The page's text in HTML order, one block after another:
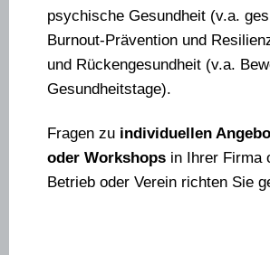
psychische Gesundheit (v.a.
Burnout-Prävention und
und Rückengesundheit (v.a.
Gesundheitstage).
Fragen zu individuellen
oder Workshops in Ihrer Firma
Betrieb oder Verein richten Sie